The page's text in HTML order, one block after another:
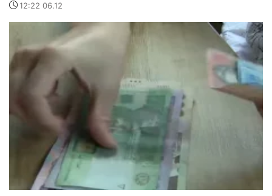
12:22 06.12